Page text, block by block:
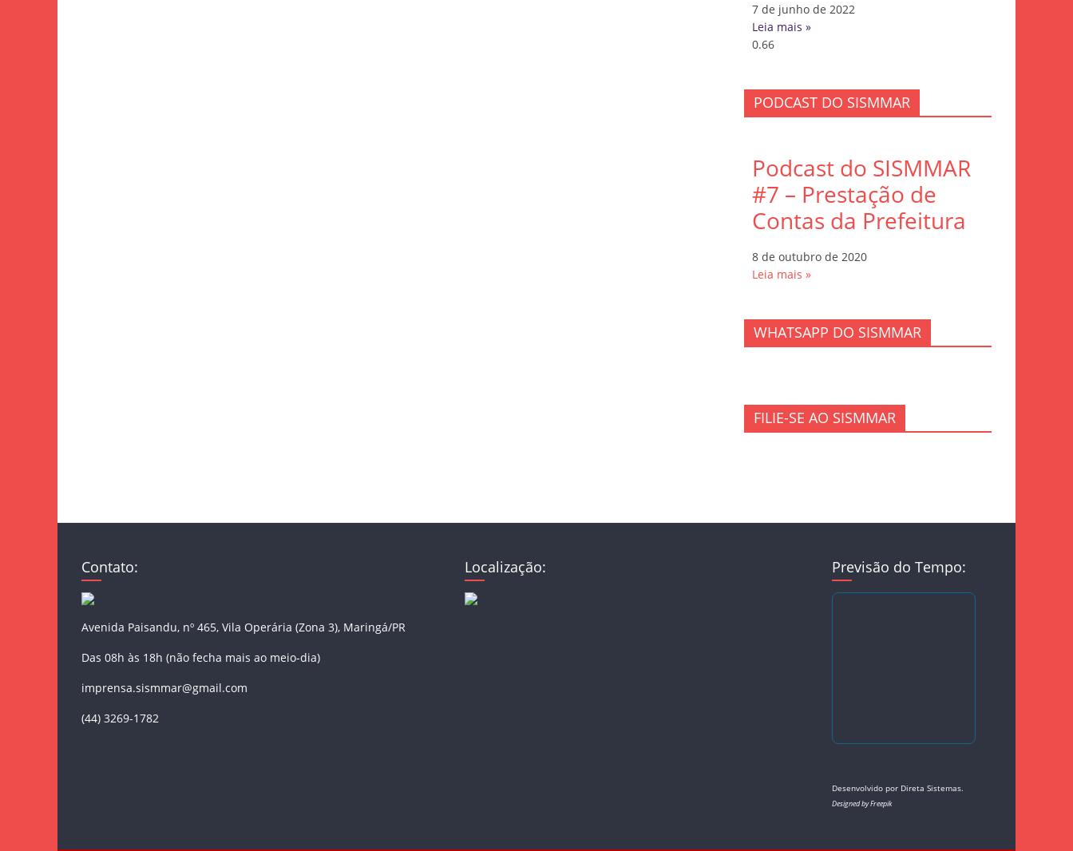
7 de junho de 2022
Leia mais »
PODCAST DO SISMMAR
Podcast do SISMMAR
#7 – Prestação de
Contas da Prefeitura
8 de outubro de 2020
Leia mais »
WHATSAPP DO SISMMAR
FILIE-SE AO SISMMAR
Contato:
Avenida Paisandu, nº 465, Vila Operária (Zona 3), Maringá/PR
Das 08h às 18h (não fecha mais ao meio-dia)
imprensa.sismmar@gmail.com
(44) 3269-1782
Localização: Previsão do Tempo:
Desenvolvido por Direta Sistemas.
Designed by Freepik